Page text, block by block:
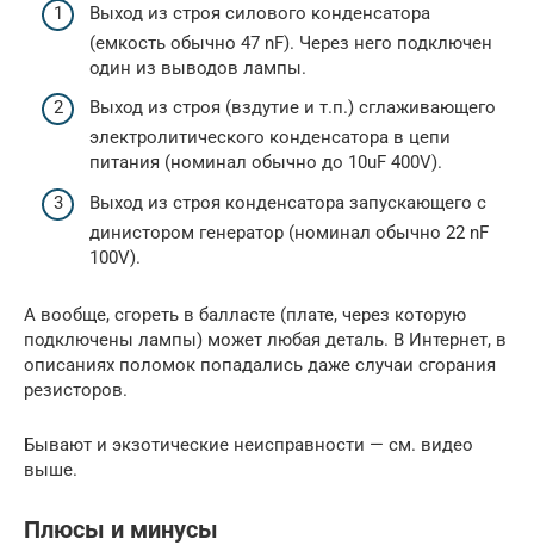
Выход из строя силового конденсатора
(емкость обычно 47 nF). Через него подключен
один из выводов лампы.
Выход из строя (вздутие и т.п.) сглаживающего
электролитического конденсатора в цепи
питания (номинал обычно до 10uF 400V).
Выход из строя конденсатора запускающего с
динистором генератор (номинал обычно 22 nF
100V).
А вообще, сгореть в балласте (плате, через которую
подключены лампы) может любая деталь. В Интернет, в
описаниях поломок попадались даже случаи сгорания
резисторов.
Бывают и экзотические неисправности — см. видео
выше.
Плюсы и минусы